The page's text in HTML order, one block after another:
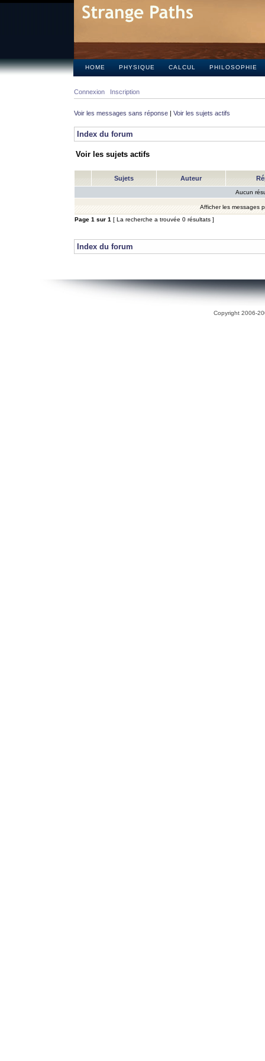
HOME PHYSIQUE CALCUL PHILOSOPHIE
Connexion Inscription
Voir les messages sans réponse | Voir les sujets actifs
Index du forum
Voir les sujets actifs
Sujets Auteur
Aucun
Afficher les messages
Page 1 sur 1 [ La recherche a trouvée 0 résultats ]
Index du forum
Copyright 2006-